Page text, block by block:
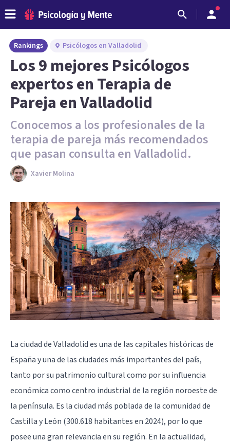
Rankings Psicólogos en Valladolid
Los 9 mejores Psicólogos
expertos en Terapia de
Pareja en Valladolid
Conocemos a los profesionales de la
terapia de pareja más recomendados
que pasan consulta en Valladolid.
Xavier Molina
La ciudad de Valladolid es una de las capitales históricas de
España y una de las ciudades más importantes del país,
tanto por su patrimonio cultural como por su influencia
económica como centro industrial de la región noroeste de
la península. Es la ciudad más poblada de la comunidad de
Castilla y León (300.618 habitantes en 2024), por lo que
posee una gran relevancia en su región. En la actualidad,